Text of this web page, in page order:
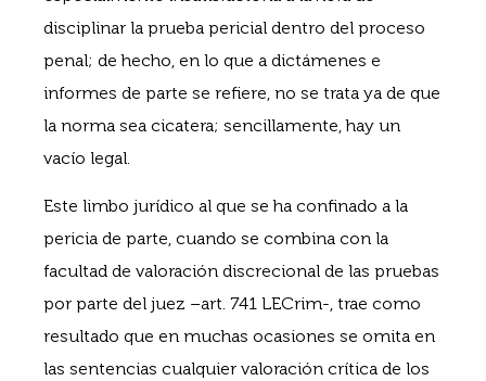
disciplinar la prueba pericial dentro del proceso
penal; de hecho, en lo que a dictámenes e
informes de parte se refiere, no se trata ya de que
la norma sea cicatera; sencillamente, hay un
vacío legal.
Este limbo jurídico al que se ha confinado a la
pericia de parte, cuando se combina con la
facultad de valoración discrecional de las pruebas
por parte del juez –art. 741 LECrim-, trae como
resultado que en muchas ocasiones se omita en
las sentencias cualquier valoración crítica de los